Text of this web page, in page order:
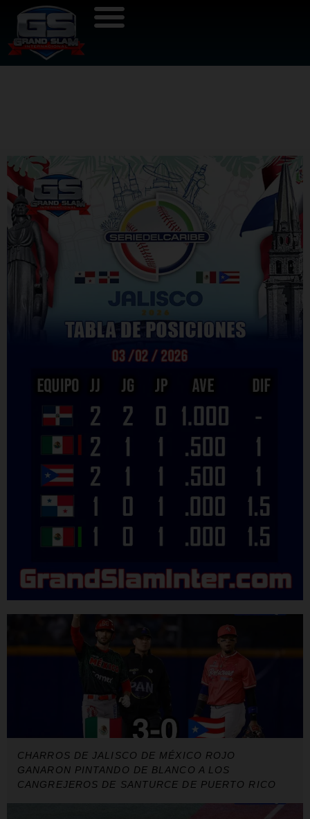
CHARROS DE JALISCO DE MÉXICO ROJO
GANARON PINTANDO DE BLANCO A LOS
CANGREJEROS DE SANTURCE DE PUERTO RICO